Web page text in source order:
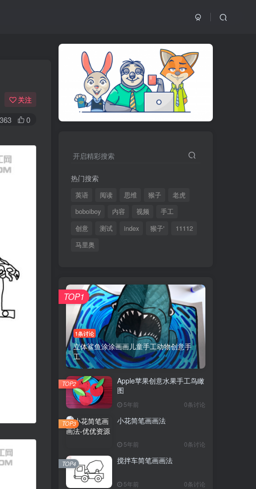
关注
0
开启精彩搜索
热门搜索
英语 阅读 思维 猴子
老虎
boboiboy
内容 视频
手工
创意
测试 index 猴子'
11112
马里奥
1条讨论
立体鲨鱼涂涂画画儿童手工动物创意手
工
TOP1
Apple苹果创意水果手工鸟瞰
图
5年前 0条讨论
TOP2
小花简笔画画法
5年前 0条讨论
TOP3
搅拌车简笔画画法
5年前 0条讨论
TOP4